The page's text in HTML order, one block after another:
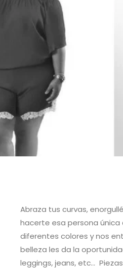
Abraza tus curvas,
hacerte esa persona única
diferentes colores y nos
belleza les da la
leggings, jeans, etc…